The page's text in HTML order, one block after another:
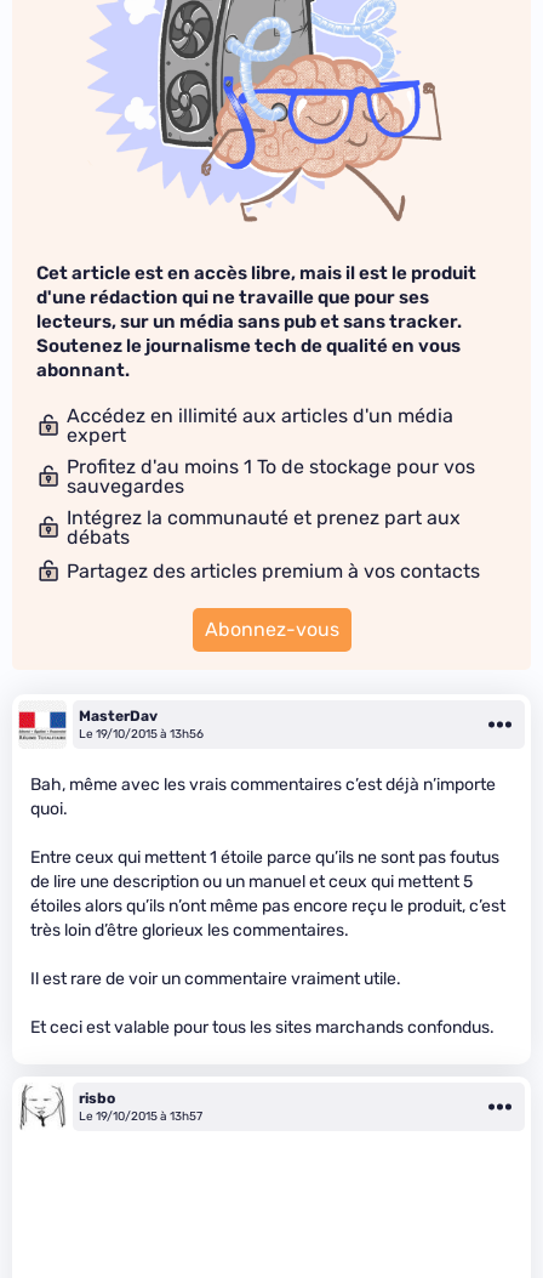
Cet article est en accès libre, mais il est le produit
d'une rédaction qui ne travaille que pour ses
lecteurs, sur un média sans pub et sans tracker.
Soutenez le journalisme tech de qualité en vous
abonnant.
Accédez en illimité aux articles d'un média
expert
Profitez d'au moins 1 To de stockage pour vos
sauvegardes
Intégrez la communauté et prenez part aux
débats
Partagez des articles premium à vos contacts
Abonnez-vous
MasterDav
Le 19/10/2015 à 13h56
Bah, même avec les vrais commentaires c’est déjà n’importe
quoi.
Entre ceux qui mettent 1 étoile parce qu’ils ne sont pas foutus
de lire une description ou un manuel et ceux qui mettent 5
étoiles alors qu’ils n’ont même pas encore reçu le produit, c’est
très loin d’être glorieux les commentaires.
Il est rare de voir un commentaire vraiment utile.
Et ceci est valable pour tous les sites marchands confondus.
risbo
Le 19/10/2015 à 13h57